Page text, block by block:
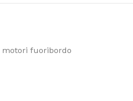
fuoribordo